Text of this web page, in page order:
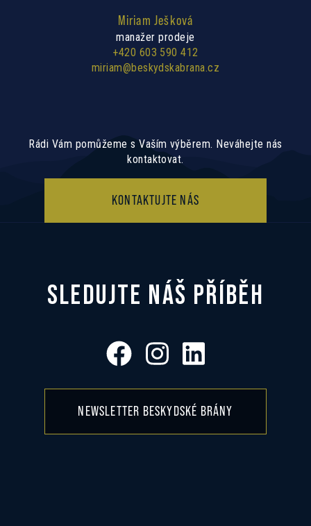
Miriam Ješková
manažer prodeje
+420 603 590 412
miriam@beskydskabrana.cz
Rádi Vám pomůžeme s Vaším výběrem. Neváhejte nás
kontaktovat.
KONTAKTUJTE NÁS
SLEDUJTE NÁŠ PŘÍBĚH
NEWSLETTER BESKYDSKÉ BRÁNY